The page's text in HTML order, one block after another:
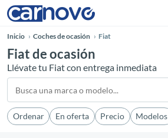
Inicio Coches de ocasión Fiat
Fiat de ocasión
Llévate tu Fiat con entrega inmediata
Ordenar En oferta Precio Modelos